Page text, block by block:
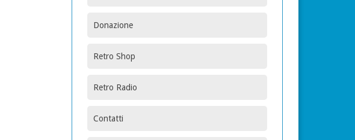
Donazione
Retro Shop
Retro Radio
Contatti